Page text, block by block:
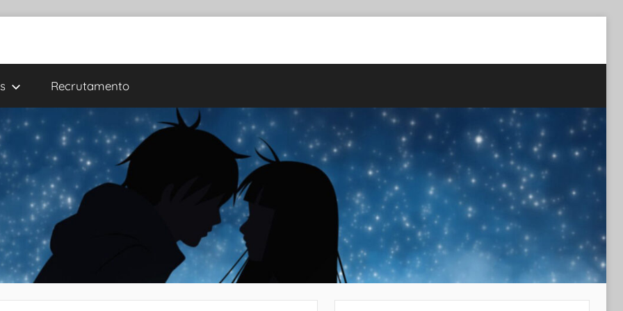
Recrutamento